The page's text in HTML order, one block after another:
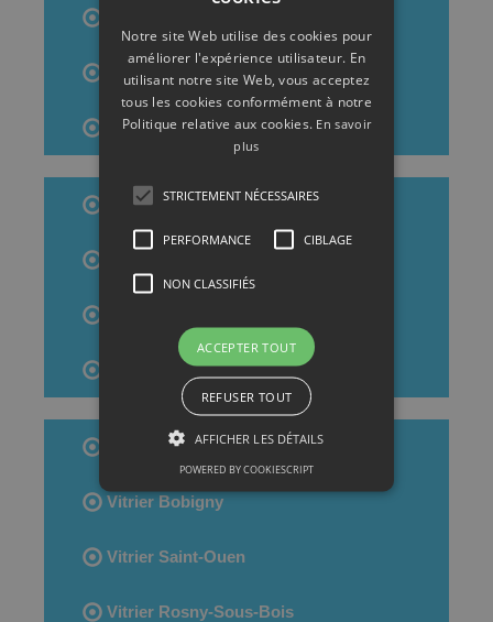
Vitrier Aulnay-Sous-Bois
Vitrier Aubervilliers
Vitrier Noisy-Le-Grand
Vitrier Drancy
Vitrier Épinay-Sur-Seine
Vitrier Bobigny
Vitrier Saint-Ouen
Vitrier Rosny-Sous-Bois
Notre site Web utilise des cookies pour
améliorer l'expérience utilisateur. En
utilisant notre site Web, vous acceptez
tous les cookies conformément à notre
Politique relative aux cookies. En savoir
plus
STRICTEMENT NÉCESSAIRES
PERFORMANCE CIBLAGE
NON CLASSIFIÉS
ACCEPTER TOUT
REFUSER TOUT
AFFICHER LES DÉTAILS
POWERED BY COOKIESCRIPT